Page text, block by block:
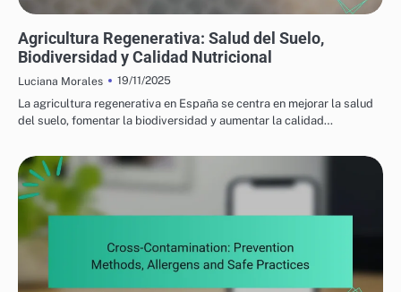
Agricultura Regenerativa: Salud del Suelo,
Biodiversidad y Calidad Nutricional
Luciana Morales
19/11/2025
La agricultura regenerativa en España se centra en mejorar la salud
del suelo, fomentar la biodiversidad y aumentar la calidad…